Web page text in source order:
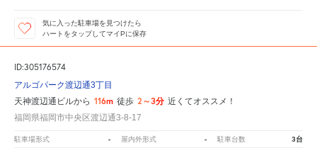
気に入った駐車場を見つけたら
ハートをタップしてマイPに保存
ID:305176574
アルゴパーク渡辺通3丁目
天神渡辺通ビルから 116m 徒歩 2～3分 近くてオススメ！
福岡県福岡市中央区渡辺通3-8-17
駐車場形式 - 屋内外形式 - 駐車台数 3台